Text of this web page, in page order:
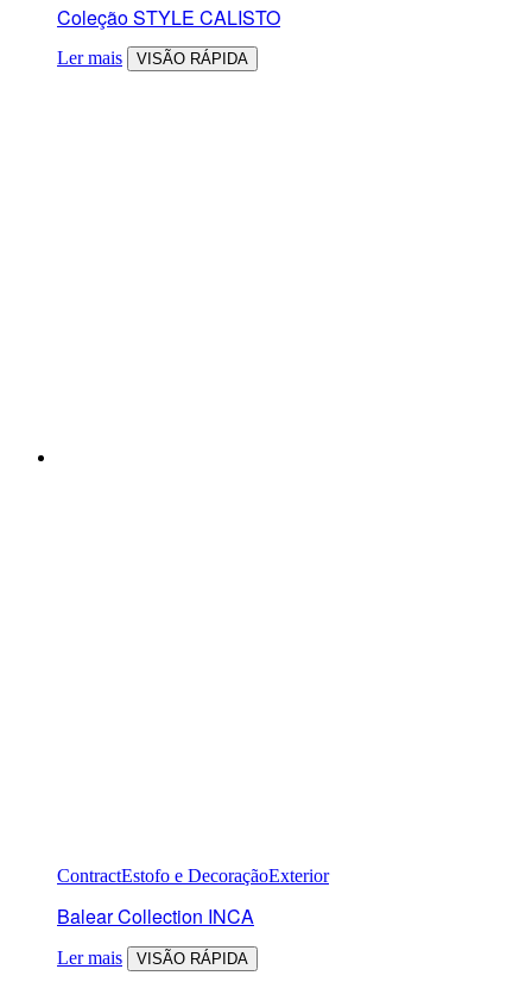
Coleção STYLE CALISTO
Ler mais VISÃO RÁPIDA
ContractEstofo e DecoraçãoExterior
Balear Collection INCA
Ler mais VISÃO RÁPIDA